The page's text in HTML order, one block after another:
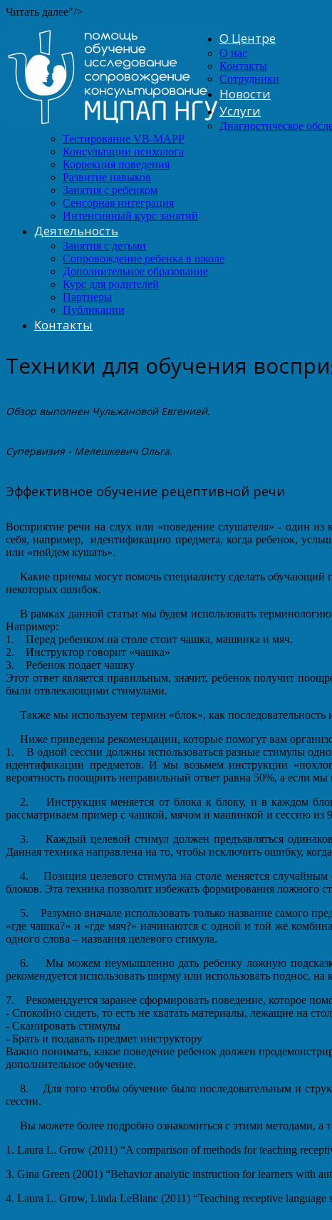
Читать далее"/>
О Центре
О нас
Контакты
Сотрудники
Новости
Услуги
Диагностическое
Тестирование VB-MAPP
Консультации психолога
Коррекция поведения
Развитие навыков
Занятия с ребенком
Сенсорная интеграция
Интенсивный курс занятий
Деятельность
Занятия с детьми
Сопровождение ребенка в школе
Дополнительное образование
Курс для родителей
Партнеры
Публикации
Контакты
Техники для обучения
Обзор выполнен Чульжановой Евгенией.
Супервизия - Мелешкевич Ольга.
Эффективное обучение рецептивной речи
Восприятие речи на слух или «поведение слушателя» - один
себя, например, идентификацию предмета, когда ребенок,
или «пойдем кушать».
Какие приемы могут помочь специалисту сделать обучающий
некоторых ошибок.
В рамках данной статьи мы будем использовать
Например:
1. Перед ребенком на столе стоит чашка, машинка и мяч.
2. Инструктор говорит «чашка»
3. Ребенок подает чашку
Этот ответ является правильным, значит, ребенок получит
были отвлекающими стимулами.
Также мы используем термин «блок», как
Ниже приведены рекомендации, которые помогут вам
1. В одной сессии должны использоваться разные стимулы
идентификации предметов. И мы возьмем инструкции
вероятность поощрить неправильный ответ равна 50%, а если мы
2. Инструкция меняется от блока к блоку, и в каждом
рассматриваем пример с чашкой, мячом и машинкой и сессию из
3. Каждый целевой стимул должен предъявляться
Данная техника направлена на то, чтобы исключить ошибку,
4. Позиция целевого стимула на столе меняется случайным
блоков. Эта техника позволит избежать формирования ложного
5. Разумно вначале использовать только название самого
«где чашка?» и «где мяч?» начинаются с одной и той же
одного слова – названия целевого стимула.
6. Мы можем неумышленно дать ребенку ложную
рекомендуется использовать ширму или использовать поднос,
7. Рекомендуется заранее сформировать поведение, которое
- Спокойно сидеть, то есть не хватать материалы, лежащие на
- Сканировать стимулы
- Брать и подавать предмет инструктору
Важно понимать, какое поведение ребенок должен
дополнительное обучение.
8. Для того чтобы обучение было последовательным и
сессии.
Вы можете более подробно ознакомиться с этими методами,
1. Laura L. Grow (2011) “A comparison of methods for teaching
3. Gina Green (2001) “Behavior analytic instruction for learners with
4. Laura L. Grow, Linda LeBlanc (2011) “Teaching receptive